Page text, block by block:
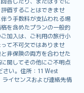
価することはできませ
う手数料が支払われる場
を含めたプランの一般的
加入は、ご利用の旅行小
て不可欠ではありませ
非保険の両方を合わせた
関してその他にご不明点
い。住所：11 West
イセンスおよび連絡先情